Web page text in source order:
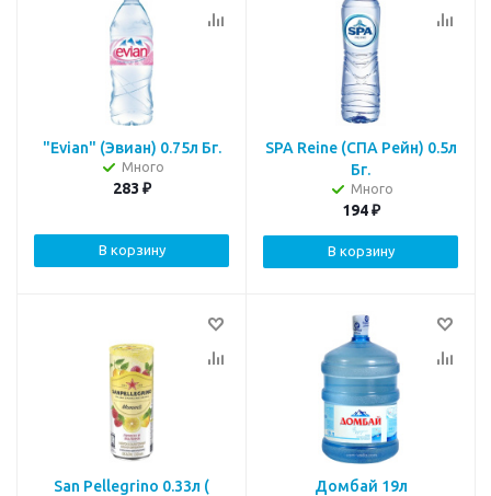
"Evian" (Эвиан) 0.75л Бг.
Много
283 ₽
В корзину
SPA Reine (СПА Рейн) 0.5л
Бг.
Много
194₽
В корзину
San Pellegrino 0.33л (
Домбай 19л